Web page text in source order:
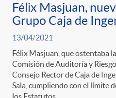
Félix Masjuan,
Grupo Caja de
13/04/2021
Félix Masjuan, que ostentaba
Comisión de Auditoría y
Consejo Rector de Caja de
Sala, cumpliendo con el límite
los Estatutos